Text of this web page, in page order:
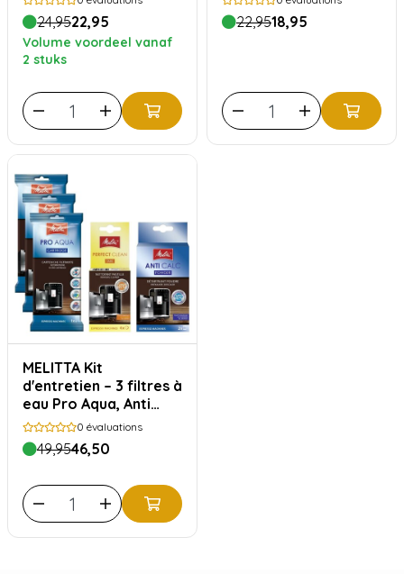
24,9522,95
Volume voordeel vanaf
2 stuks
(4 pièces)
22,9518,95
MELITTA Kit
d'entretien – 3 filtres à
eau Pro Aqua, Anti
Calc & Perfect Clean
0 évaluations
49,9546,50